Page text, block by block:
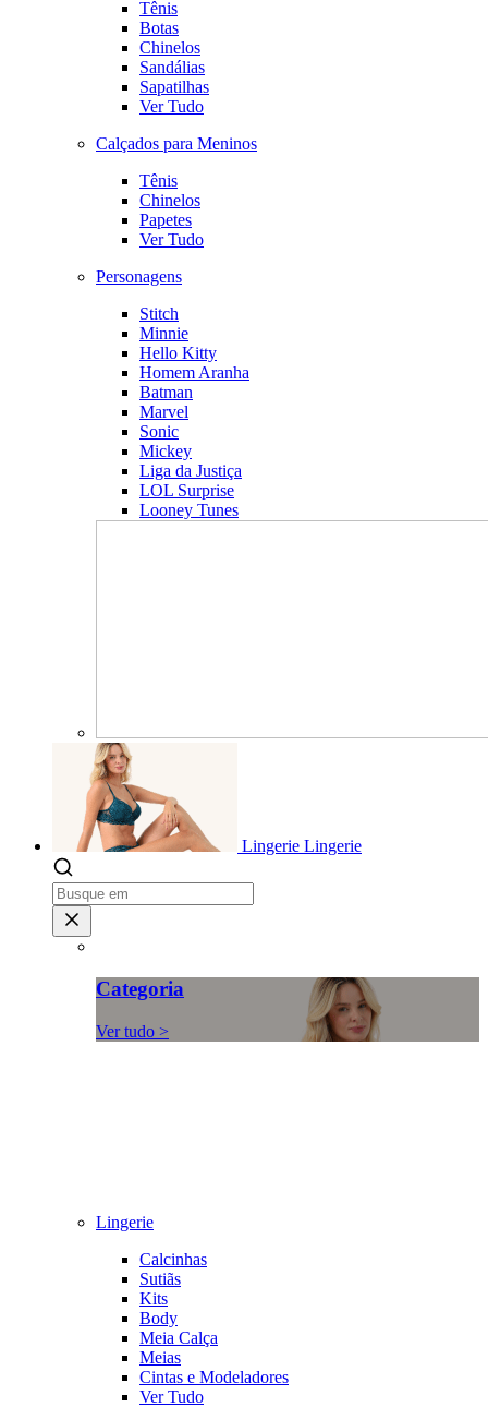
Tênis
Botas
Chinelos
Sandálias
Sapatilhas
Ver Tudo
Calçados para Meninos
Tênis
Chinelos
Papetes
Ver Tudo
Personagens
Stitch
Minnie
Hello Kitty
Homem Aranha
Batman
Marvel
Sonic
Mickey
Liga da Justiça
LOL Surprise
Looney Tunes
Lingerie Lingerie
Categoria
Ver tudo >
Lingerie
Calcinhas
Sutiãs
Kits
Body
Meia Calça
Meias
Cintas e Modeladores
Ver Tudo